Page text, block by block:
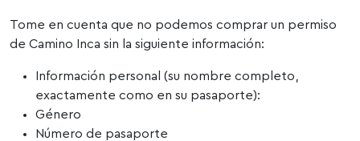
Tome en cuenta que no podemos comprar un permiso
de Camino Inca sin la siguiente información:
Información personal (su nombre completo,
exactamente como en su pasaporte):
Género
Número de pasaporte